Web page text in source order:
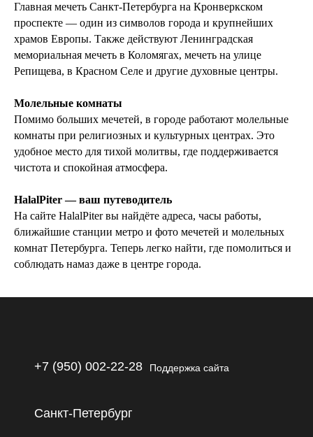
Главная мечеть Санкт-Петербурга на Кронверкском
проспекте — один из символов города и крупнейших
храмов Европы. Также действуют Ленинградская
мемориальная мечеть в Коломягах, мечеть на улице
Репищева, в Красном Селе и другие духовные центры.
Молельные комнаты
Помимо больших мечетей, в городе работают молельные
комнаты при религиозных и культурных центрах. Это
удобное место для тихой молитвы, где поддерживается
чистота и спокойная атмосфера.
HalalPiter — ваш путеводитель
На сайте HalalPiter вы найдёте адреса, часы работы,
ближайшие станции метро и фото мечетей и молельных
комнат Петербурга. Теперь легко найти, где помолиться и
соблюдать намаз даже в центре города.
+7 (950) 002-22-28 Поддержка сайта
Санкт-Петербург